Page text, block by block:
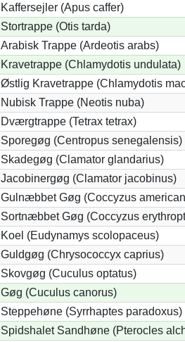
Kaffersejler (Apus caffer)
Stortrappe (Otis tarda)
Arabisk Trappe (Ardeotis arabs)
Kravetrappe (Chlamydotis undulata)
Østlig Kravetrappe (Chlamydotis
Nubisk Trappe (Neotis nuba)
Dværgtrappe (Tetrax tetrax)
Sporegøg (Centropus senegalensis)
Skadegøg (Clamator glandarius)
Jacobinergøg (Clamator jacobinus)
Gulnæbbet Gøg (Coccyzus
Sortnæbbet Gøg (Coccyzus
Koel (Eudynamys scolopaceus)
Guldgøg (Chrysococcyx caprius)
Skovgøg (Cuculus optatus)
Gøg (Cuculus canorus)
Steppehøne (Syrrhaptes paradoxus)
Spidshalet Sandhøne (Pterocles